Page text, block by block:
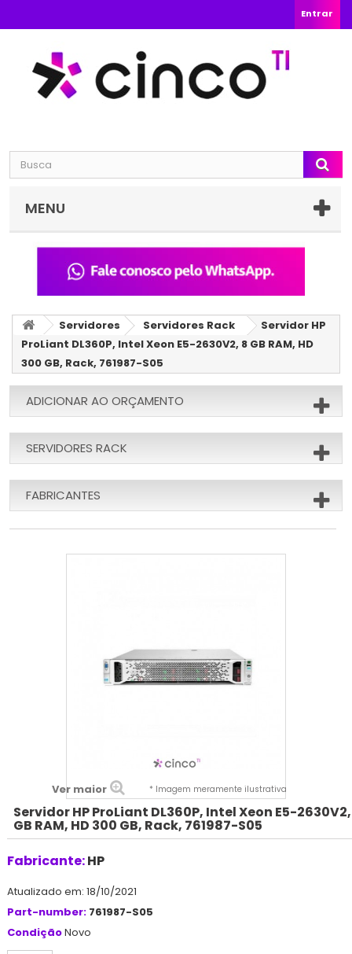
Entrar
MENU
Servidores Servidores Rack
Servidor HP
ProLiant DL360P, Intel Xeon E5-2630V2, 8 GB RAM, HD
300 GB, Rack, 761987-S05
ADICIONAR AO ORÇAMENTO
SERVIDORES RACK
FABRICANTES
Ver maior * Imagem meramente ilustrativa
Servidor HP ProLiant DL360P, Intel Xeon E5-
GB RAM, HD 300 GB, Rack, 761987-S05
Fabricante:HP
Atualizado em: 18/10/2021
Part-number: 761987-S05
CondiçãoNovo